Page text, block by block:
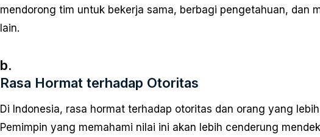
mendorong tim untuk bekerja sama, berbagi pengetahuan, dan
lain.
b.
Rasa Hormat terhadap Otoritas
Di Indonesia, rasa hormat terhadap otoritas dan orang yang
Pemimpin yang memahami nilai ini akan lebih cenderung